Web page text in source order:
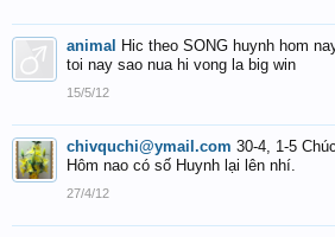
animal Hic theo SONG huynh hom
toi nay sao nua hi vong la big win
15/5/12
chivquchi@ymail.com 30-4, 1-5
Hôm nao có số Huynh lại lên nhí.
27/4/12